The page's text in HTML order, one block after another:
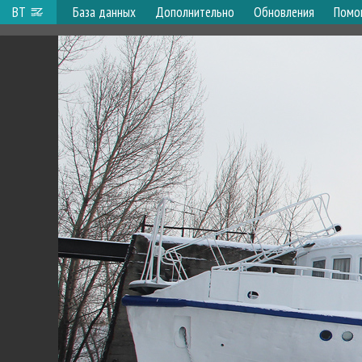
ВТ База данных Дополнительно Обновления